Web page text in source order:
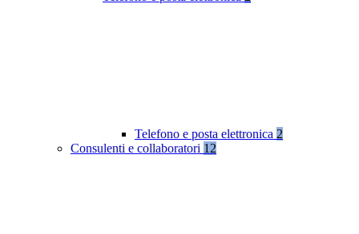
Telefono e posta elettronica 2
Consulenti e collaboratori 12